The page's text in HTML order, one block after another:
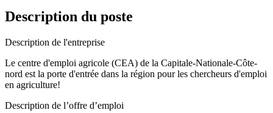
Description du poste
Description de l'entreprise
Le centre d'emploi agricole (CEA) de la Capitale-Nationale-Côte-
nord est la porte d'entrée dans la région pour les chercheurs d'emploi
en agriculture!
Description de l’offre d’emploi